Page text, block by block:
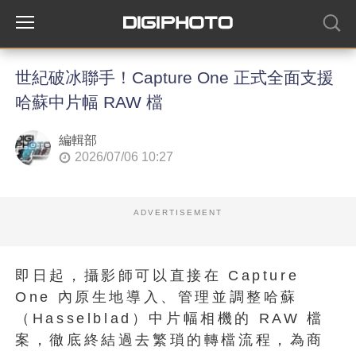
世紀破冰聯手！Capture One 正式全面支援
哈蘇中片幅 RAW 檔
編輯部
2026/07/06 10:27
ADVERTISEMENT
即日起，攝影師可以直接在 Capture
One 內原生地導入、管理並調整哈蘇
（Hasselblad）中片幅相機的 RAW 檔
案，徹底終結過去繁瑣的轉檔流程，為商